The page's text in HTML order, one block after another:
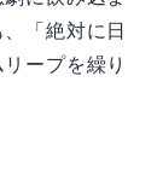
「絶対に日
ープを繰り